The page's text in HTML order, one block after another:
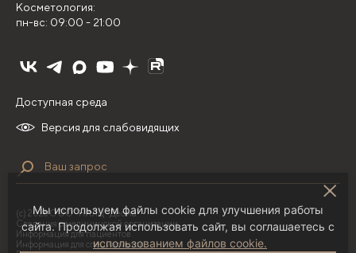
Косметология:
пн-вс: 09:00 - 21:00
Версия для слабовидящих
Доступная среда
(с) 2026 ООО "НИЛЦ "Деома"
Сведения о медицинской организации
Информация для пациентов
Информация для специалистов
Мы используем файлы cookie для улучшения работы
сайта. Продолжая использовать сайт, вы соглашаетесь с
использованием файлов cookie.